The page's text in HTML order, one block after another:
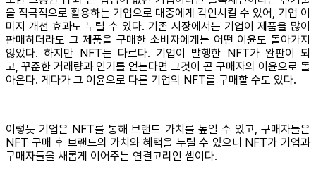
을 적극적으로 활용하는 기업으로 대중에게 각인시킬 수 있어, 기업 이
미지 개선 효과도 누릴 수 있다. 기존 시장에서는 기업이 제품을 많이
판매하더라도 그 제품을 구매한 소비자에게는 어떤 이윤도 돌아가지
않았다. 하지만 NFT는 다르다. 기업이 발행한 NFT가 완판이 되
고, 꾸준한 거래량과 인기를 얻는다면 그것이 곧 구매자의 이윤으로 돌
아온다. 게다가 그 이윤으로 다른 기업의 NFT를 구매할 수도 있다.
이렇듯 기업은 NFT를 통해 브랜드 가치를 높일 수 있고, 구매자들은
NFT 구매 후 브랜드의 가치와 혜택을 누릴 수 있으니 NFT가 기업과
구매자들을 새롭게 이어주는 연결고리인 셈이다.